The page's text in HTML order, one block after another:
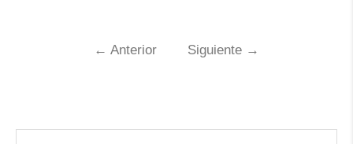
← Anterior Siguiente →